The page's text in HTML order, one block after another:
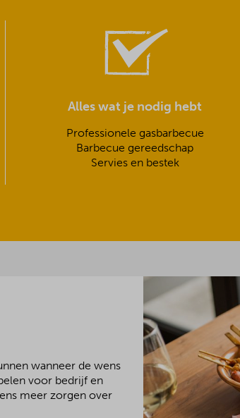
Alles wat je nodig hebt
Professionele gasbarbecue
Barbecue gereedschap
Servies en bestek
wanneer de wens
voor bedrijf en
meer zorgen over